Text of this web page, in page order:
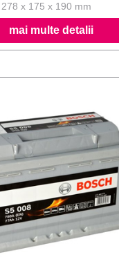
x 175 x 190 mm
mai multe detalii